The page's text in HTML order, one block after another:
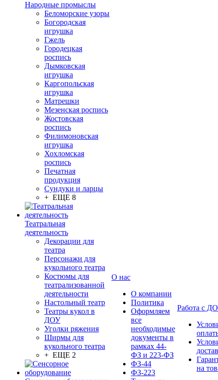
Народные промыслы
Беломорские узоры
Богородская
игрушка
Гжель
Городецкая
роспись
Дымковская
игрушка
Каргопольская
игрушка
Матрешки
Мезенская роспись
Жостовская
роспись
Филимоновская
игрушка
Хохломская
роспись
Печатная
продукция
Сундуки и ларцы
+ ЕЩЕ 8
Театральная
деятельность
Декорации для
театра
Персонажи для
кукольного театра
Костюмы для
театрализованной
деятельности
Настольный театр
Театры кукол в
ДОУ
Уголки ряжения
Ширмы для
кукольного театра
+ ЕЩЕ 2
О нас
О компании
Политика
Оформляем
все
необходимые
документы в
рамках 44-
ФЗ и 223-ФЗ
ФЗ-44
ФЗ-223
Работа с
на